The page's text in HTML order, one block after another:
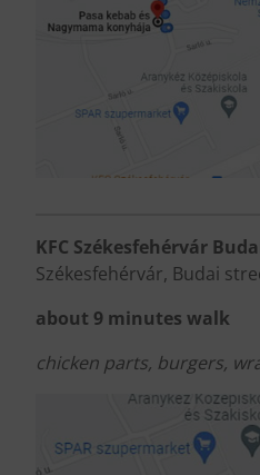
KFC Székesfehérvár
Székesfehérvár, Budai
about 9 minutes walk
chicken parts, burgers,